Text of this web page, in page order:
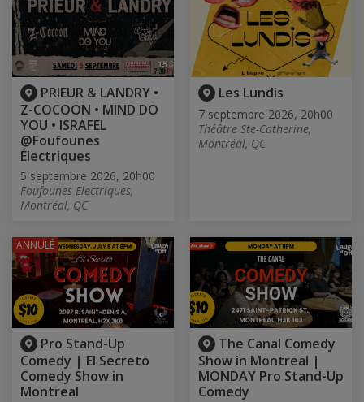
PRIEUR & LANDRY •
Z-COCOON • MIND DO
YOU • ISRAFEL
@Foufounes
Électriques
5 septembre 2026, 20h00
Foufounes Électriques,
Montréal, QC
Les Lundis
7 septembre 2026, 20h00
Théâtre Ste-Catherine,
Montréal, QC
Pro Stand-Up
Comedy | El Secreto
Comedy Show in
Montreal
ANNULÉ
The Canal Comedy
Show in Montreal |
MONDAY Pro Stand-Up
Comedy